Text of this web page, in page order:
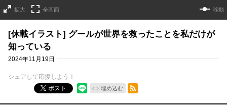
拡大 全画面 移動
[休載イラスト] グールが世界を救ったことを私だけが
知っている
2024年11月19日
シェアして応援しよう！
ポスト
埋め込む
RSSフィード